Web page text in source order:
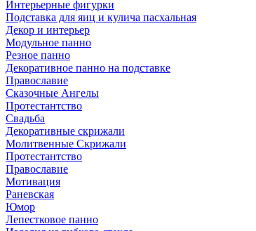
Интерьерные фигурки
Подставка для яиц и кулича пасхальная
Декор и интерьер
Модульное панно
Резное панно
Декоративное панно на подставке
Православие
Сказочные Ангелы
Протестантство
Свадьба
Декоративные скрижали
Молитвенные Скрижали
Протестантство
Православие
Мотивация
Раневская
Юмор
Лепестковое панно